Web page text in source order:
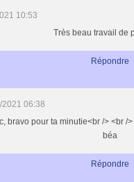
10:53
Très beau travail de
Répondre
2021 06:38
bravo pour ta minutie<br /> <br /
béa
Répondre